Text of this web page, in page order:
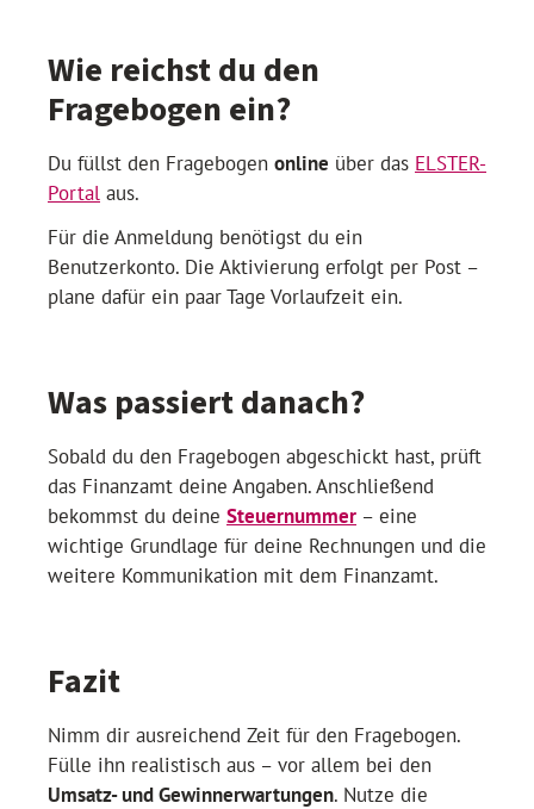
Wie reichst du den
Fragebogen ein?
Du füllst den Fragebogen online über das ELSTER-
Portal aus.
Für die Anmeldung benötigst du ein
Benutzerkonto. Die Aktivierung erfolgt per Post –
plane dafür ein paar Tage Vorlaufzeit ein.
Was passiert danach?
Sobald du den Fragebogen abgeschickt hast, prüft
das Finanzamt deine Angaben. Anschließend
bekommst du deine Steuernummer – eine
wichtige Grundlage für deine Rechnungen und die
weitere Kommunikation mit dem Finanzamt.
Fazit
Nimm dir ausreichend Zeit für den Fragebogen.
Fülle ihn realistisch aus – vor allem bei den
Umsatz- und Gewinnerwartungen. Nutze die